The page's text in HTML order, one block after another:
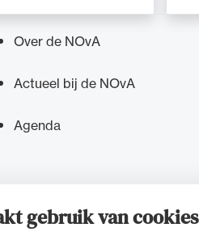
gebruik van cookies
Over de NOvA
Actueel bij de NOvA
Agenda